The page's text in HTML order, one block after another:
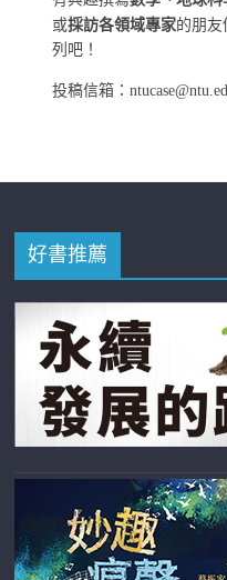
或採訪各領域專家的朋友
列吧！
投稿信箱：
好書推薦